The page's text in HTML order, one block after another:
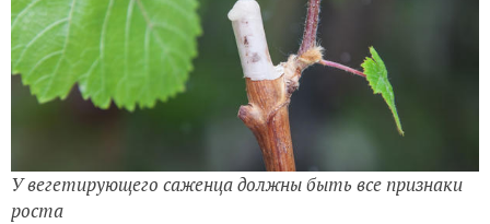
У вегетирующего саженца должны быть все признаки
роста